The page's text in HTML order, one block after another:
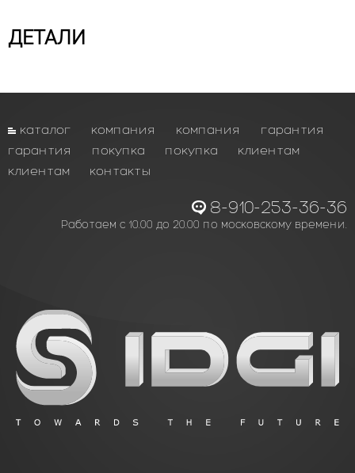
ДЕТАЛИ
каталог компания компания
гарантия
гарантия
покупка покупка
клиентам
клиентам
контакты
8-910-253-36-36
Работаем с 10.00 до 20.00 по московскому времени.